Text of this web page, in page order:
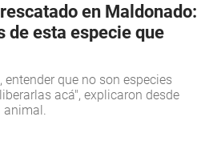
en Maldonado:
de esta especie que
que no son especies
acá", explicaron desde
animal.